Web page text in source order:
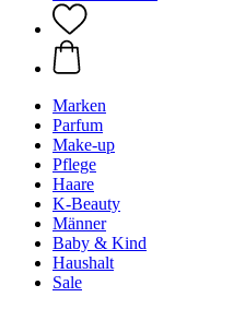
Marken
Parfum
Make-up
Pflege
Haare
K-Beauty
Männer
Baby & Kind
Haushalt
Sale